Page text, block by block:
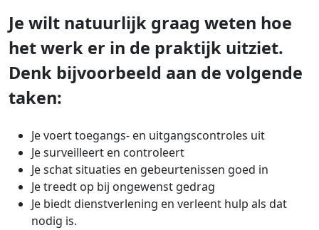
Je wilt natuurlijk graag weten hoe
het werk er in de praktijk uitziet.
Denk bijvoorbeeld aan de volgende
taken:
Je voert toegangs- en uitgangscontroles uit
Je surveilleert en controleert
Je schat situaties en gebeurtenissen goed in
Je treedt op bij ongewenst gedrag
Je biedt dienstverlening en verleent hulp als dat
nodig is.